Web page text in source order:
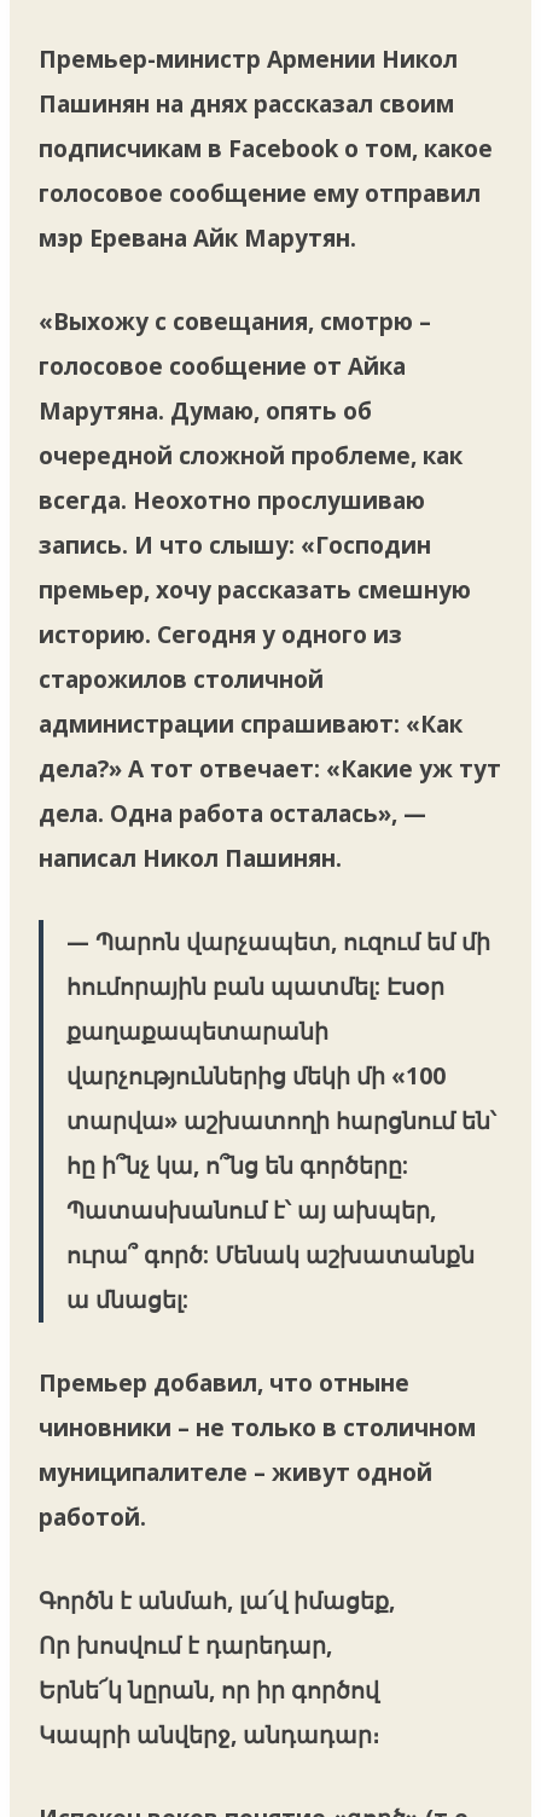
Премьер-министр Армении Никол
Пашинян на днях рассказал своим
подписчикам в Facebook о том, какое
голосовое сообщение ему отправил
мэр Еревана Айк Марутян.
«Выхожу с совещания, смотрю –
голосовое сообщение от Айка
Марутяна. Думаю, опять об
очередной сложной проблеме, как
всегда. Неохотно прослушиваю
запись. И что слышу: «Господин
премьер, хочу рассказать смешную
историю. Сегодня у одного из
старожилов столичной
администрации спрашивают: «Как
дела?» А тот отвечает: «Какие уж тут
дела. Одна работа осталась», —
написал Никол Пашинян.
— Պարոն վարչապետ, ուզում եմ մի
հումորային բան պատմել: Էսօր
քաղաքապետարանի
վարչություններից մեկի մի «100
տարվա» աշխատողի հարցնում են՝
հը ի՞նչ կա, ո՞նց են գործերը:
Պատասխանում է՝ այ ախպեր,
ուրա՞ գործ: Մենակ աշխատանքն
ա մնացել:
Премьер добавил, что отныне
чиновники – не только в столичном
муниципалителе – живут одной
работой.
Գործն է անմահ, լա՛վ իմացեք,
Որ խոսվում է դարեդար,
Երնե՜կ նըրան, որ իր գործով
Կապրի անվերջ, անդադար։